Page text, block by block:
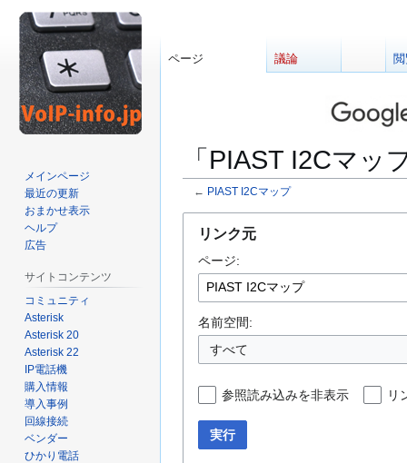
「PIAST I2Cマ
← PIAST I2Cマップ
リンク元
ページ:
名前空間:
すべて
参照読み込みを非表示 リ
実行
ページ 議論
メインページ
最近の更新
おまかせ表示
ヘルプ
広告
サイトコンテンツ
コミュニティ
Asterisk
Asterisk 20
Asterisk 22
IP電話機
購入情報
導入事例
回線接続
ベンダー
ひかり電話